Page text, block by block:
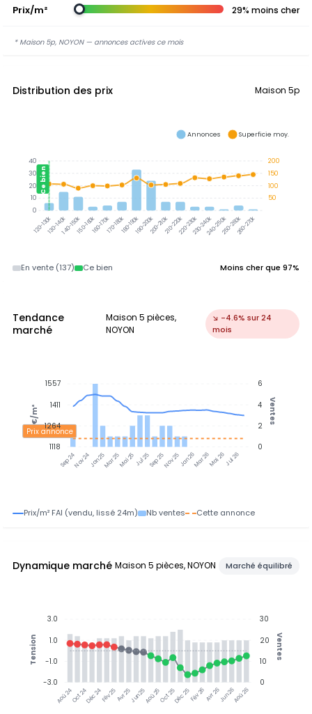
Prix/m² 29% moins cher
* Maison 5p, NOYON — annonces actives ce mois
Distribution des prix Maison 5p
120-130k130-140k140-150k150-160k160-170k170-180k180-190k190-200k200-210k210-220k220-230k230-240k240-250k250-260k260-270k
Ce bien
200
150
100
50
40
30
20
10
0
Annonces Superficie moy.
En vente (137) Ce bien Moins cher que 97%
Tendance
marché
Maison 5 pièces,
NOYON
↘ -4.6% sur 24
mois
Sep 24Nov 24Jan 25Mar 25Mai 25Jul 25Sep 25Nov 25Jan 26Mar 26Mai 26Jul 26
Prix annonce
6
4
2
0
Ventes
1557
1411
1264
1118
€/m²
Prix/m² FAI (vendu, lissé 24m) Nb ventes Cette annonce
Dynamique marché Maison 5 pièces, NOYON Marché équilibré
Aoû 24Oct 24Déc 24Fév 25Avr 25Jun 25Aoû 25Oct 25Déc 25Fév 26Avr 26Jun 26Aoû 26
30
20
10
0
Ventes
3.0
1.0
-1.0
-3.0
Tension